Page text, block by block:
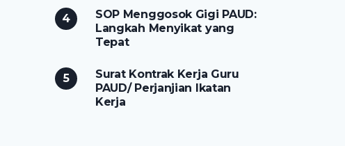
SOP Menggosok Gigi PAUD:
Langkah Menyikat yang
Tepat
Surat Kontrak Kerja Guru
PAUD/ Perjanjian Ikatan
Kerja